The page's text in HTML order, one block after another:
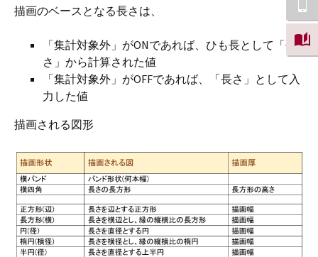
描画のベースとなる長さは、
「集計対象外」がONであれば、ひも長として「長
さ」から計算された値
「集計対象外」がOFFであれば、「長さ」として入
力した値
描画される図形